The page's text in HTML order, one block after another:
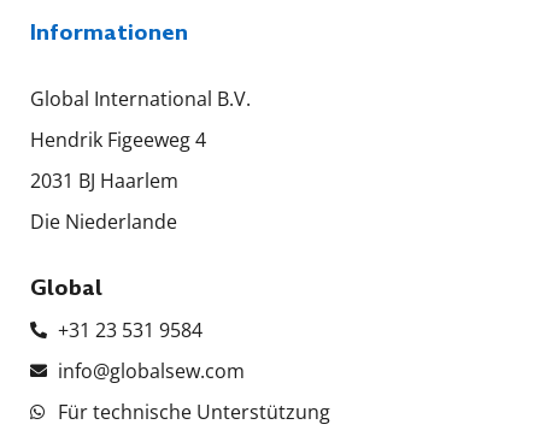
Informationen
Global International B.V.
Hendrik Figeeweg 4
2031 BJ Haarlem
Die Niederlande
Global
+31 23 531 9584
info@globalsew.com
Für technische Unterstützung